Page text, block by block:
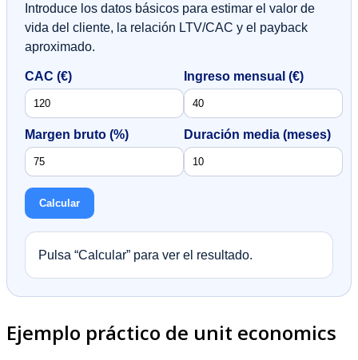
Introduce los datos básicos para estimar el valor de
vida del cliente, la relación LTV/CAC y el payback
aproximado.
CAC (€) Ingreso mensual (€)
Margen bruto (%) Duración media (meses)
Calcular
Pulsa “Calcular” para ver el resultado.
Ejemplo práctico de unit economics